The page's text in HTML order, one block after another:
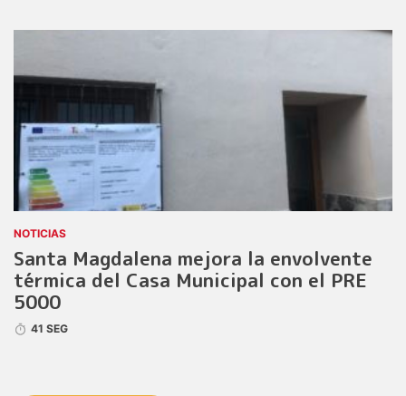
NOTICIAS
Santa Magdalena mejora la envolvente
térmica del Casa Municipal con el PRE
5000
41 SEG